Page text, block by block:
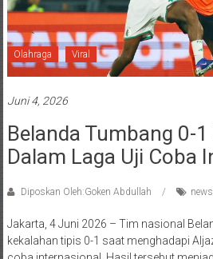
Olahraga Viral
Juni 4, 2026
Belanda Tumbang 0-
Dalam Laga Uji Coba
Diposkan Oleh:Goken Abdullah news
Jakarta, 4 Juni 2026 – Tim nasional
kekalahan tipis 0-1 saat menghadapi